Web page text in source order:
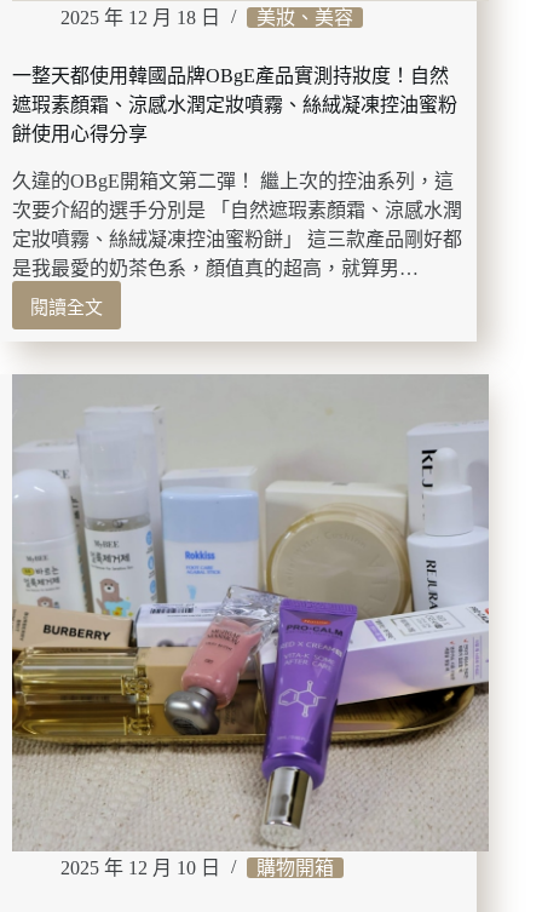
得
吧
檯
小
包
廂
慶
祝
都
適
合
屋。
2025 年 12 月 18 日 美妝、美容
一整天都使用韓國品牌OBgE產品實測持妝度！自然
遮瑕素顏霜、涼感水潤定妝噴霧、絲絨凝凍控油蜜粉
餅使用心得分享
久違的OBgE開箱文第二彈！ 繼上次的控油系列，這
次要介紹的選手分別是 「自然遮瑕素顏霜、涼感水潤
定妝噴霧、絲絨凝凍控油蜜粉餅」 這三款產品剛好都
是我最愛的奶茶色系，顏值真的超高，就算男…
閱讀全文
一
整
用
韓
國
品
牌
OBgE
產
實
測
持
妝
度！
自
然
遮
瑕
素
2025 年 12 月 10 日 購物開箱